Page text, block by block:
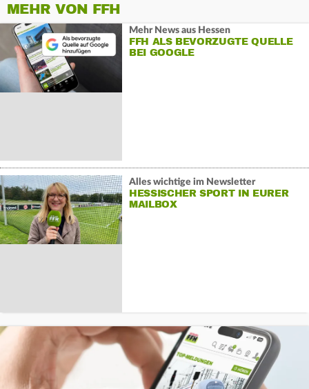
MEHR VON FFH
Mehr News aus Hessen
FFH ALS BEVORZUGTE QUELLE
BEI GOOGLE
Alles wichtige im Newsletter
HESSISCHER SPORT IN EURER
MAILBOX